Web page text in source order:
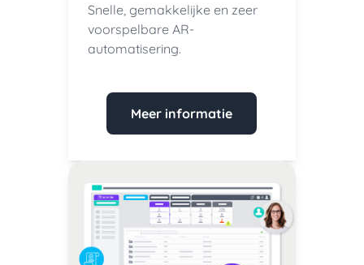
Snelle, gemakkelijke en zeer
voorspelbare AR-
automatisering.
Meer informatie